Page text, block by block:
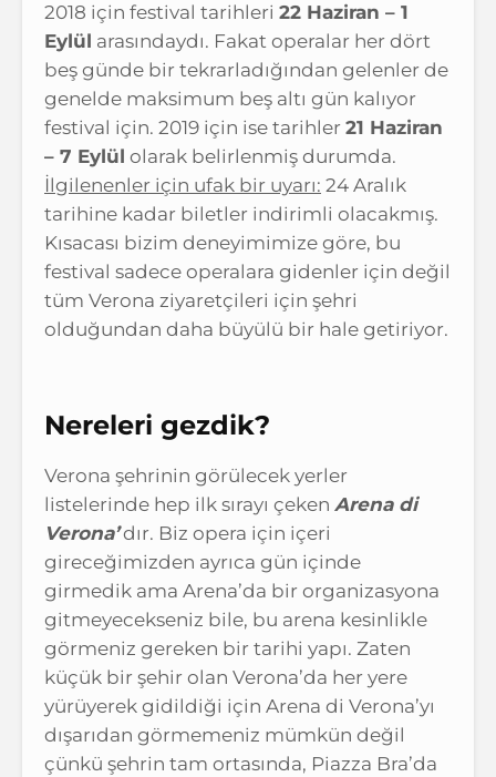
2018 için festival tarihleri 22 Haziran – 1
Eylül arasındaydı. Fakat operalar her dört
beş günde bir tekrarladığından gelenler de
genelde maksimum beş altı gün kalıyor
festival için. 2019 için ise tarihler 21 Haziran
– 7 Eylül olarak belirlenmiş durumda.
İlgilenenler için ufak bir uyarı: 24 Aralık
tarihine kadar biletler indirimli olacakmış.
Kısacası bizim deneyimimize göre, bu
festival sadece operalara gidenler için değil
tüm Verona ziyaretçileri için şehri
olduğundan daha büyülü bir hale getiriyor.
Nereleri gezdik?
Verona şehrinin görülecek yerler
listelerinde hep ilk sırayı çeken Arena di
Verona’dır. Biz opera için içeri
gireceğimizden ayrıca gün içinde
girmedik ama Arena’da bir organizasyona
gitmeyecekseniz bile, bu arena kesinlikle
görmeniz gereken bir tarihi yapı. Zaten
küçük bir şehir olan Verona’da her yere
yürüyerek gidildiği için Arena di Verona’yı
dışarıdan görmemeniz mümkün değil
çünkü şehrin tam ortasında, Piazza Bra’da